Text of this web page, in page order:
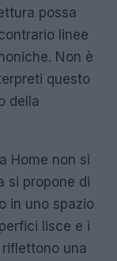
possa
linee
Non è
questo
della
Home non si
si propone di
in uno spazio
lisce e i
una